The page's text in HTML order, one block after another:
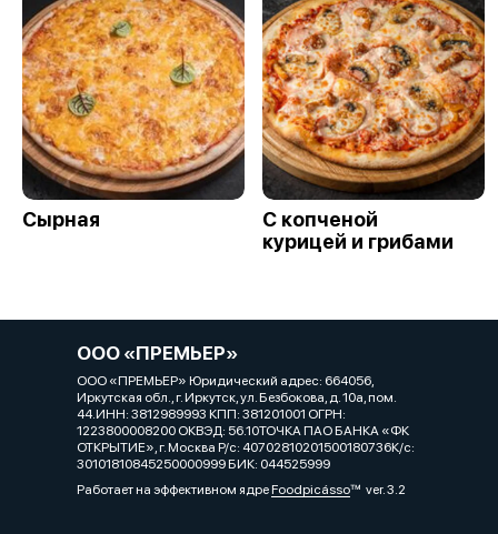
Сырная
С копченой
курицей и грибами
ООО «ПРЕМЬЕР»
ООО «ПРЕМЬЕР» Юридический адрес: 664056,
Иркутская обл., г. Иркутск, ул. Безбокова, д. 10а, пом.
44.ИНН: 3812989993 КПП: 381201001 ОГРН:
1223800008200 ОКВЭД: 56.10ТОЧКА ПАО БАНКА «ФК
ОТКРЫТИЕ», г. Москва Р/с: 40702810201500180736К/с:
30101810845250000999 БИК: 044525999
Работает на эффективном ядреFoodpicássover. 3.2